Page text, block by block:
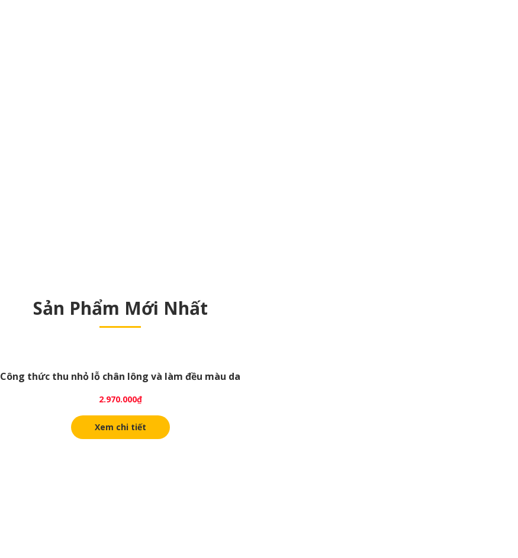
Sản Phẩm Mới Nhất
Công thức thu nhỏ lỗ chân lông và làm đều màu da
2.970.000₫
Xem chi tiết